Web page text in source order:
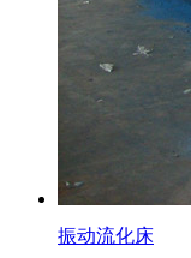
振动流化床